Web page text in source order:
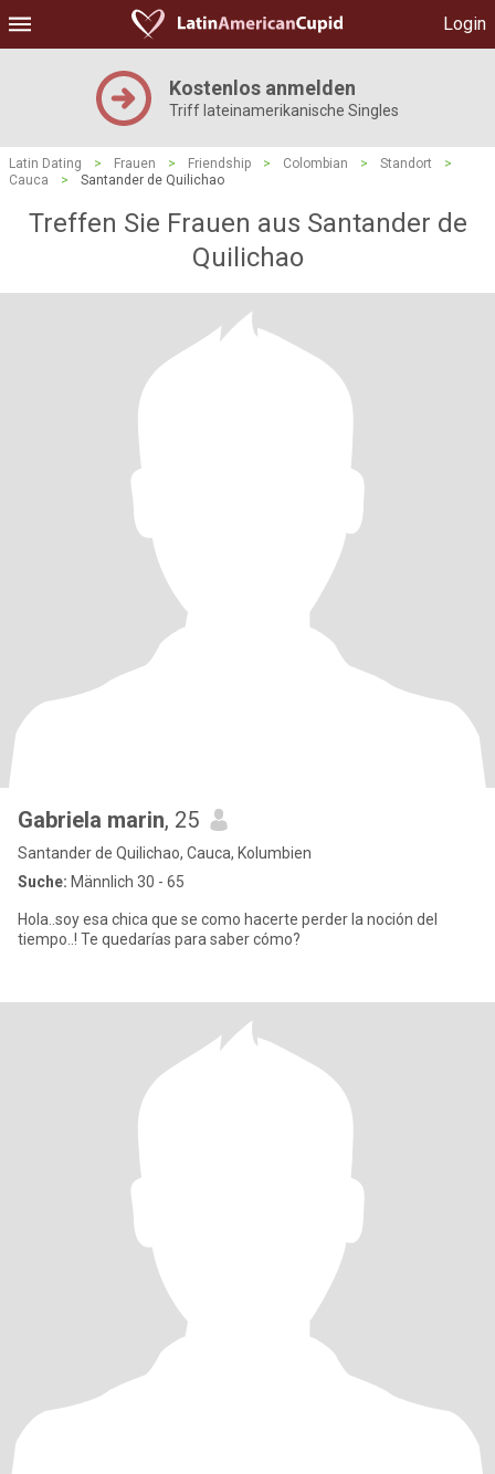
Login
Kostenlos anmelden
Triff lateinamerikanische Singles
Latin Dating > Frauen > Friendship > Colombian > Standort
>
Cauca
> Santander de Quilichao
Treffen Sie Frauen aus Santander de
Quilichao
Gabriela marin, 25
Santander de Quilichao, Cauca, Kolumbien
Suche: Männlich 30 - 65
Hola..soy esa chica que se como hacerte perder la noción del
tiempo..! Te quedarías para saber cómo?